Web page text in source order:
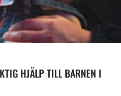
HJÄLP TILL BARNEN I